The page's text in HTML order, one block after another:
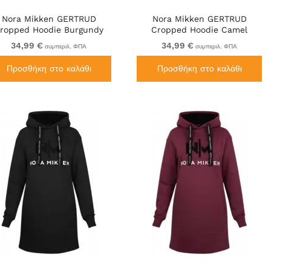
Nora Mikken GERTRUD
Hoodie Burgundy
34,99 € συμπεριλ. ΦΠΑ
Προσθήκη στο καλάθι
Nora Mikken GERTRUD
Cropped Hoodie Camel
34,99 € συμπεριλ. ΦΠΑ
Προσθήκη στο καλάθι